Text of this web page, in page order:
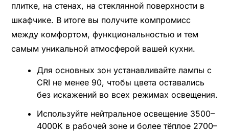
плитке, на стенах, на стеклянной поверхности в
шкафчике. В итоге вы получите компромисс
между комфортом, функциональностью и тем
самым уникальной атмосферой вашей кухни.
Для основных зон устанавливайте лампы с
CRI не менее 90, чтобы цвета оставались
без искажений во всех режимах освещения.
Используйте нейтральное освещение 3500–
4000K в рабочей зоне и более тёплое 2700–